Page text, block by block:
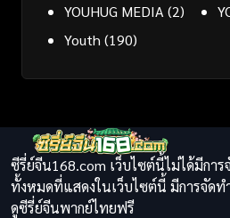
YOUHUG MEDIA (2)
Youth (190)
ซีรี่ย์จีน168.com เว็บไซต์นี้ไม่ได้มีการ
ทั้งหมดที่แสดงในเว็บไซต์นี้ มีการจัด
ดูซีรี่ย์จีนพากย์ไทยฟรี